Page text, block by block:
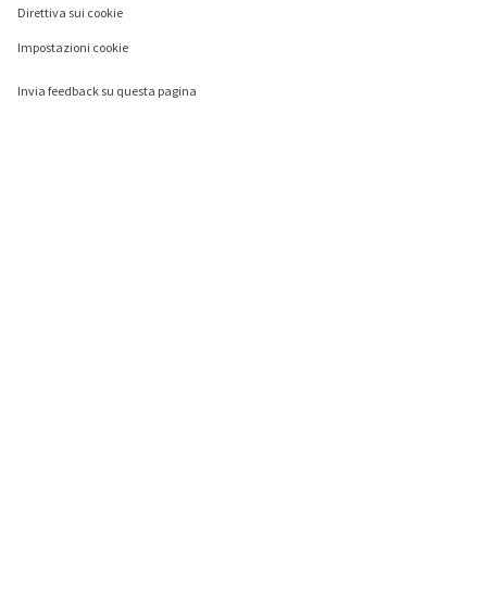
Direttiva sui cookie
Impostazioni cookie
Invia feedback su questa pagina